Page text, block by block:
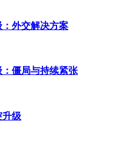
外交解决方案
僵局与持续紧张
升级